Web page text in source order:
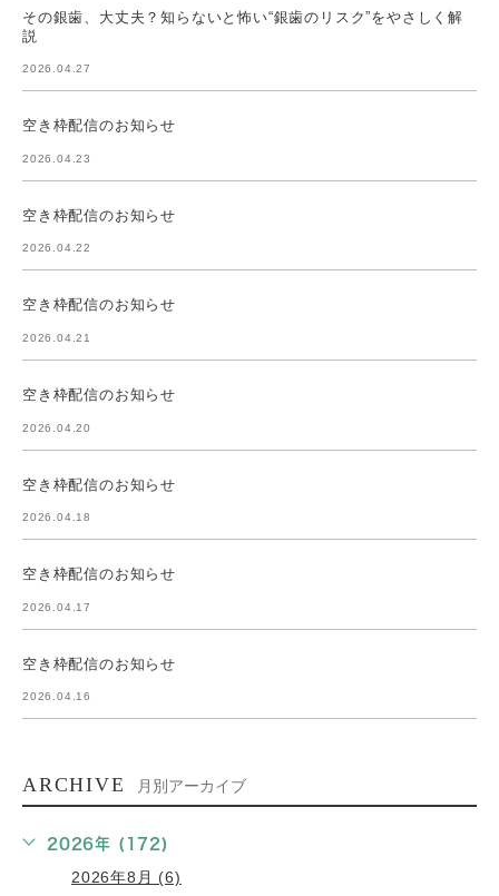
その銀歯、大丈夫？知らないと怖い“銀歯のリスク”をやさしく解
説
2026.04.27
空き枠配信のお知らせ
2026.04.23
空き枠配信のお知らせ
2026.04.22
空き枠配信のお知らせ
2026.04.21
空き枠配信のお知らせ
2026.04.20
空き枠配信のお知らせ
2026.04.18
空き枠配信のお知らせ
2026.04.17
空き枠配信のお知らせ
2026.04.16
ARCHIVE 月別アーカイブ
2026年 (172)
2026年8月 (6)